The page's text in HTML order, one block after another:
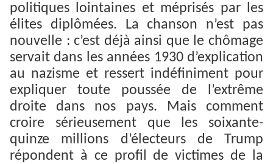
politiques lointaines et méprisés par les
élites diplômées. La chanson n’est pas
nouvelle : c’est déjà ainsi que le chômage
servait dans les années 1930 d’explication
au nazisme et ressert indéfiniment pour
expliquer toute poussée de l’extrême
droite dans nos pays. Mais comment
croire sérieusement que les soixante-
quinze millions d’électeurs de Trump
répondent à ce profil de victimes de la